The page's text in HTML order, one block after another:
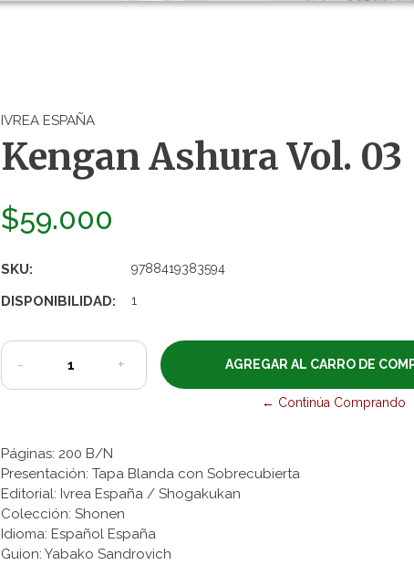
IVREA ESPAÑA
Kengan Ashura Vol. 03
$59.000
SKU: 9788419383594
DISPONIBILIDAD: 1
- +
← Continúa Comprando
Páginas: 200 B/N
Presentación: Tapa Blanda con Sobrecubierta
Editorial: Ivrea España / Shogakukan
Colección: Shonen
Idioma: Español España
Guion: Yabako Sandrovich